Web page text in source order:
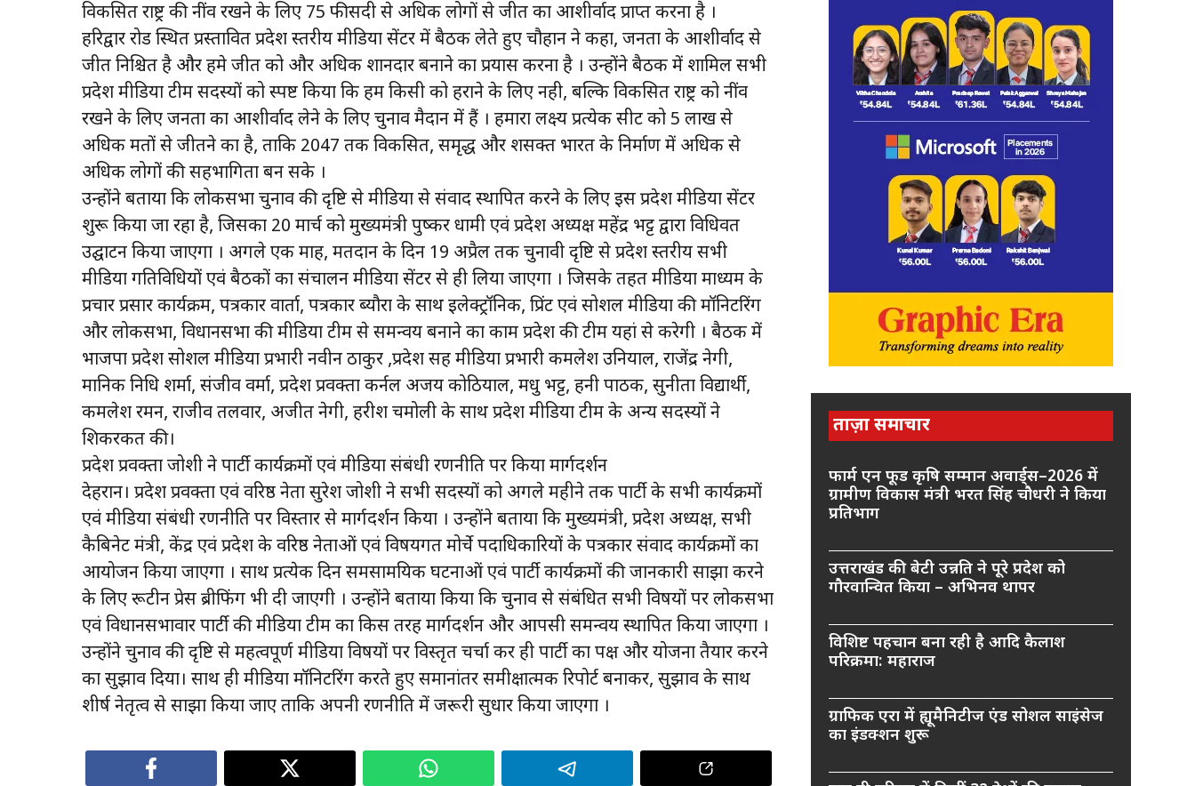
विकसित राष्ट्र की नींव रखने के लिए 75 फीसदी से अधिक लोगों से जीत का आशीर्वाद प्राप्त करना है ।
हरिद्वार रोड स्थित प्रस्तावित प्रदेश स्तरीय मीडिया सेंटर में बैठक लेते हुए चौहान ने कहा, जनता के आशीर्वाद से
जीत निश्चित है और हमे जीत को और अधिक शानदार बनाने का प्रयास करना है । उन्होंने बैठक में शामिल सभी
प्रदेश मीडिया टीम सदस्यों को स्पष्ट किया कि हम किसी को हराने के लिए नही, बल्कि विकसित राष्ट्र को नींव
रखने के लिए जनता का आशीर्वाद लेने के लिए चुनाव मैदान में हैं । हमारा लक्ष्य प्रत्येक सीट को 5 लाख से
अधिक मतों से जीतने का है, ताकि 2047 तक विकसित, समृद्ध और शसक्त भारत के निर्माण में अधिक से
अधिक लोगों की सहभागिता बन सके ।
उन्होंने बताया कि लोकसभा चुनाव की दृष्टि से मीडिया से संवाद स्थापित करने के लिए इस प्रदेश मीडिया सेंटर
शुरू किया जा रहा है, जिसका 20 मार्च को मुख्यमंत्री पुष्कर धामी एवं प्रदेश अध्यक्ष महेंद्र भट्ट द्वारा विधिवत
उद्घाटन किया जाएगा । अगले एक माह, मतदान के दिन 19 अप्रैल तक चुनावी दृष्टि से प्रदेश स्तरीय सभी
मीडिया गतिविधियों एवं बैठकों का संचालन मीडिया सेंटर से ही लिया जाएगा । जिसके तहत मीडिया माध्यम के
प्रचार प्रसार कार्यक्रम, पत्रकार वार्ता, पत्रकार ब्यौरा के साथ इलेक्ट्रॉनिक, प्रिंट एवं सोशल मीडिया की मॉनिटरिंग
और लोकसभा, विधानसभा की मीडिया टीम से समन्वय बनाने का काम प्रदेश की टीम यहां से करेगी । बैठक में
भाजपा प्रदेश सोशल मीडिया प्रभारी नवीन ठाकुर ,प्रदेश सह मीडिया प्रभारी कमलेश उनियाल, राजेंद्र नेगी,
मानिक निधि शर्मा, संजीव वर्मा, प्रदेश प्रवक्ता कर्नल अजय कोठियाल, मधु भट्ट, हनी पाठक, सुनीता विद्यार्थी,
कमलेश रमन, राजीव तलवार, अजीत नेगी, हरीश चमोली के साथ प्रदेश मीडिया टीम के अन्य सदस्यों ने
शिकरकत की।
प्रदेश प्रवक्ता जोशी ने पार्टी कार्यक्रमों एवं मीडिया संबंधी रणनीति पर किया मार्गदर्शन
देहरादून। प्रदेश प्रवक्ता एवं वरिष्ठ नेता सुरेश जोशी ने सभी सदस्यों को अगले महीने तक पार्टी के सभी कार्यक्रमों
एवं मीडिया संबंधी रणनीति पर विस्तार से मार्गदर्शन किया । उन्होंने बताया कि मुख्यमंत्री, प्रदेश अध्यक्ष, सभी
कैबिनेट मंत्री, केंद्र एवं प्रदेश के वरिष्ठ नेताओं एवं विषयगत मोर्चे पदाधिकारियों के पत्रकार संवाद कार्यक्रमों का
आयोजन किया जाएगा । साथ प्रत्येक दिन समसामयिक घटनाओं एवं पार्टी कार्यक्रमों की जानकारी साझा करने
के लिए रूटीन प्रेस ब्रीफिंग भी दी जाएगी । उन्होंने बताया किया कि चुनाव से संबंधित सभी विषयों पर लोकसभा
एवं विधानसभावार पार्टी की मीडिया टीम का किस तरह मार्गदर्शन और आपसी समन्वय स्थापित किया जाएगा ।
उन्होंने चुनाव की दृष्टि से महत्वपूर्ण मीडिया विषयों पर विस्तृत चर्चा कर ही पार्टी का पक्ष और योजना तैयार करने
का सुझाव दिया। साथ ही मीडिया मॉनिटरिंग करते हुए समानांतर समीक्षात्मक रिपोर्ट बनाकर, सुझाव के साथ
शीर्ष नेतृत्व से साझा किया जाए ताकि अपनी रणनीति में जरूरी सुधार किया जाएगा ।
ताज़ा समाचार
फार्म एन फूड कृषि सम्मान अवार्ड्स–2026 में
ग्रामीण विकास मंत्री भरत सिंह चौधरी ने किया
प्रतिभाग
उत्तराखंड की बेटी उन्नति ने पूरे प्रदेश को
गौरवान्वित किया – अभिनव थापर
विशिष्ट पहचान बना रही है आदि कैलाश
परिक्रमा: महाराज
ग्राफिक एरा में ह्यूमैनिटीज एंड सोशल साइंसेज
का इंडक्शन शुरू